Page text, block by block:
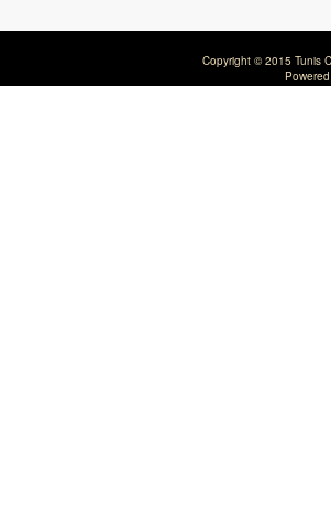
Copyright © 2015 Tunis